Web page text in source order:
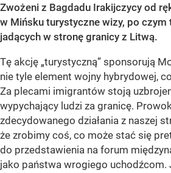
Zwożeni z Bagdadu Irakijczycy od
w Mińsku turystyczne wizy, po czym
jadących w stronę granicy z Litwą.
Tę akcję „turystyczną” sponsorują
nie tyle element wojny hybrydowej,
Za plecami imigrantów stoją
wypychający ludzi za granicę.
zdecydowanego działania z naszej
że zrobimy coś, co może stać się
do przedstawienia na forum
jako państwa wrogiego uchodźcom.